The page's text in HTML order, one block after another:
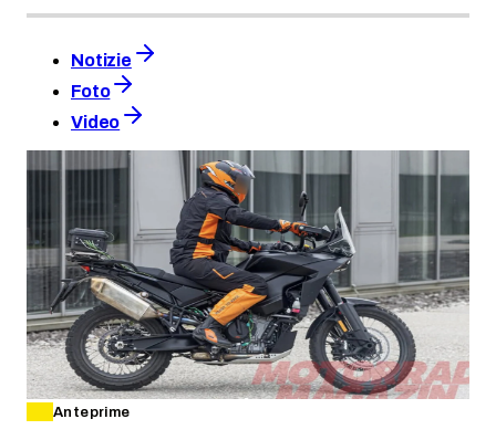
Notizie
Foto
Video
Anteprime